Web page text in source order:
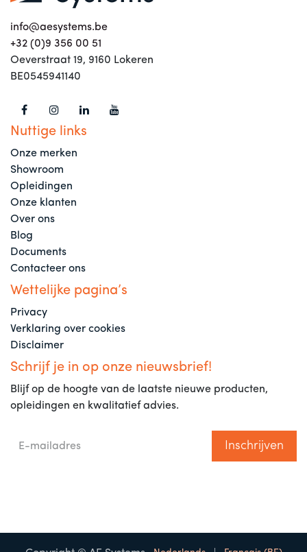
info@aesystems.be
+32 (0)9 356 00 51
Oeverstraat 19, 9160 Lokeren
BE0545941140
Nuttige links
Onze merken
Showroom
Opleidingen
Onze klanten
Over ons
Blog
Documents
Contacteer ons
Wettelijke pagina’s
Privacy
Verklaring over cookies
Disclaimer
Schrijf je in op onze nieuwsbrief!
Blijf op de hoogte van de laatste nieuwe producten,
opleidingen en kwalitatief advies.
Inschrijven